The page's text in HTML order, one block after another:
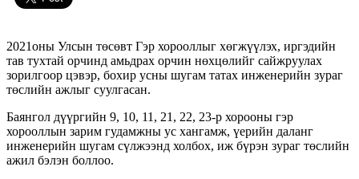
2021оны Улсын төсөвт Гэр хорооллыг хөгжүүлэх, иргэдийн
тав тухтай орчинд амьдрах орчин нөхцөлийг сайжруулах
зорилгоор цэвэр, бохир усны шугам татах инженерийн зураг
төслийн ажлыг суулгасан.
Баянгол дүүргийн 9, 10, 11, 21, 22, 23-р хорооны гэр
хорооллын зарим гудамжны ус хангамж, үерийн даланг
инженерийн шугам сүлжээнд холбох, иж бүрэн зураг төслийн
ажил бэлэн боллоо.